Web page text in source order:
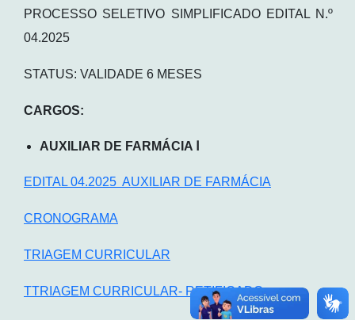
PROCESSO SELETIVO SIMPLIFICADO EDITAL N.º
04.2025
STATUS: VALIDADE 6 MESES
CARGOS:
AUXILIAR DE FARMÁCIA Ⅰ
EDITAL 04.2025 AUXILIAR DE FARMÁCIA
CRONOGRAMA
TRIAGEM CURRICULAR
TTRIAGEM CURRICULAR- RETIFICADO